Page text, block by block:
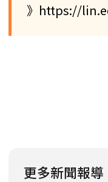
》https://
更多新聞報導